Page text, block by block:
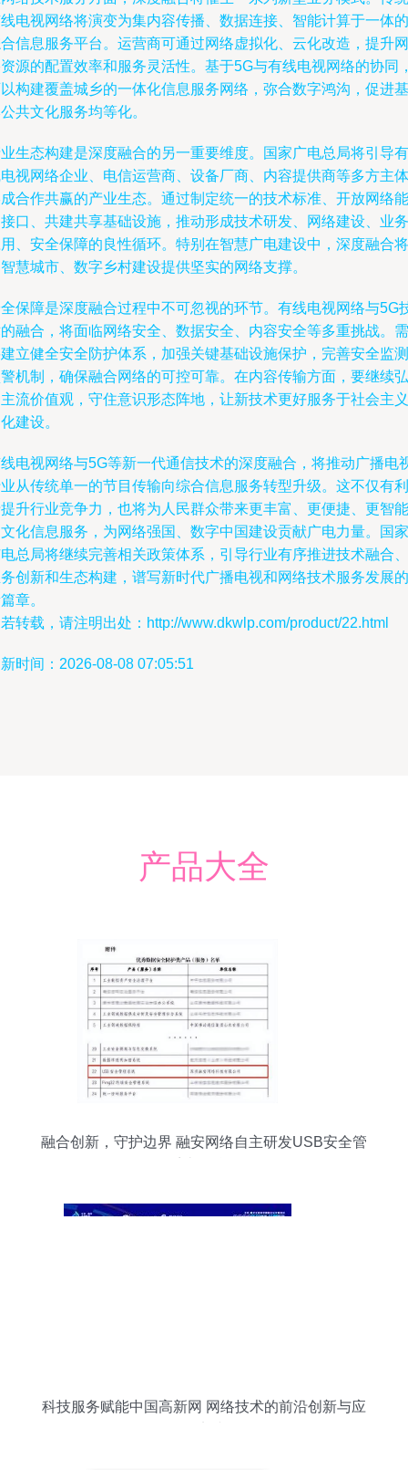
电视网络将演变为集内容传播、数据连接、智能计算于一体的
信息服务平台。运营商可通过网络虚拟化、云化改造，提升网
源的配置效率和服务灵活性。基于5G与有线电视网络的协同
构建覆盖城乡的一体化信息服务网络，弥合数字鸿沟，促进基
共文化服务均等化。
生态构建是深度融合的另一重要维度。国家广电总局将引导有
视网络企业、电信运营商、设备厂商、内容提供商等多方主体
合作共赢的产业生态。通过制定统一的技术标准、开放网络能
口、共建共享基础设施，推动形成技术研发、网络建设、业务
、安全保障的良性循环。特别在智慧广电建设中，深度融合将
慧城市、数字乡村建设提供坚实的网络支撑。
保障是深度融合过程中不可忽视的环节。有线电视网络与5G
融合，将面临网络安全、数据安全、内容安全等多重挑战。需
立健全安全防护体系，加强关键基础设施保护，完善安全监测
机制，确保融合网络的可控可靠。在内容传输方面，要继续弘
流价值观，守住意识形态阵地，让新技术更好服务于社会主义
建设。
电视网络与5G等新一代通信技术的深度融合，将推动广播电
从传统单一的节目传输向综合信息服务转型升级。这不仅有利
升行业竞争力，也将为人民群众带来更丰富、更便捷、更智能
化信息服务，为网络强国、数字中国建设贡献广电力量。国家
总局将继续完善相关政策体系，引导行业有序推进技术融合、
创新和生态构建，谱写新时代广播电视和网络技术服务发展的
章。
转载，请注明出处：http://www.dkwlp.com/product/22.html
时间：2026-08-08 07:05:51
产品大全
融合创新，守护边界 融安网络自主研发USB安全管
科技服务赋能中国高新网 网络技术的前沿创新与应